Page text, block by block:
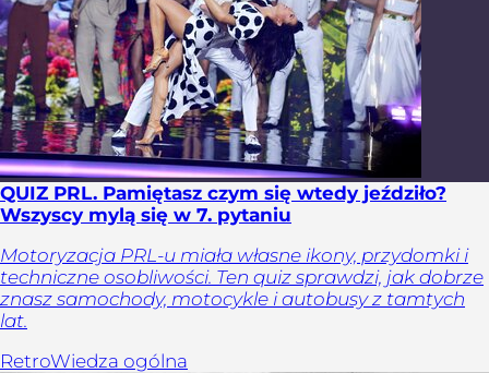
QUIZ PRL. Pamiętasz czym się wtedy jeździło?
Wszyscy mylą się w 7. pytaniu
Motoryzacja PRL-u miała własne ikony, przydomki i
techniczne osobliwości. Ten quiz sprawdzi, jak dobrze
znasz samochody, motocykle i autobusy z tamtych
lat.
RetroWiedza ogólna